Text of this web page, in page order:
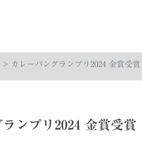
カレーパングランプリ2024 金賞受賞
ンプリ2024 金賞受賞